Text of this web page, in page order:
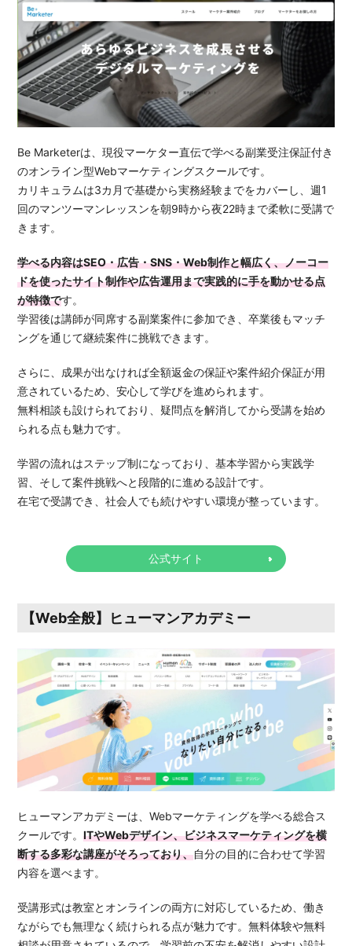
Be Marketerは、現役マーケター直伝で学べる副業受注保証付き
のオンライン型Webマーケティングスクールです。
カリキュラムは3カ月で基礎から実務経験までをカバーし、週1
回のマンツーマンレッスンを朝9時から夜22時まで柔軟に受講で
きます。
学べる内容はSEO・広告・SNS・Web制作と幅広く、ノーコー
ドを使ったサイト制作や広告運用まで実践的に手を動かせる点
が特徴です。
学習後は講師が同席する副業案件に参加でき、卒業後もマッチ
ングを通じて継続案件に挑戦できます。
さらに、成果が出なければ全額返金の保証や案件紹介保証が用
意されているため、安心して学びを進められます。
無料相談も設けられており、疑問点を解消してから受講を始め
られる点も魅力です。
学習の流れはステップ制になっており、基本学習から実践学
習、そして案件挑戦へと段階的に進める設計です。
在宅で受講でき、社会人でも続けやすい環境が整っています。
公式サイト
【Web全般】ヒューマンアカデミー
ヒューマンアカデミーは、Webマーケティングを学べる総合ス
クールです。ITやWebデザイン、ビジネスマーケティングを横
断する多彩な講座がそろっており、自分の目的に合わせて学習
内容を選べます。
受講形式は教室とオンラインの両方に対応しているため、働き
ながらでも無理なく続けられる点が魅力です。無料体験や無料